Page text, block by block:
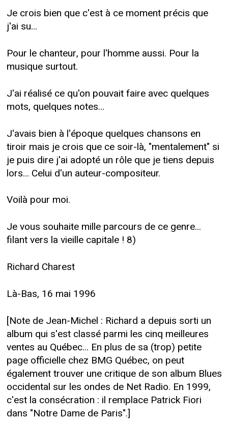
Je crois bien que c'est à ce moment précis que
j'ai su...
Pour le chanteur, pour l'homme aussi. Pour la
musique surtout.
J'ai réalisé ce qu'on pouvait faire avec quelques
mots, quelques notes...
J'avais bien à l'époque quelques chansons en
tiroir mais je crois que ce soir-là, "mentalement" si
je puis dire j'ai adopté un rôle que je tiens depuis
lors... Celui d'un auteur-compositeur.
Voilà pour moi.
Je vous souhaite mille parcours de ce genre...
filant vers la vieille capitale ! 8)
Richard Charest
Là-Bas, 16 mai 1996
[Note de Jean-Michel : Richard a depuis sorti un
album qui s'est classé parmi les cinq meilleures
ventes au Québec... En plus de sa (trop) petite
page officielle chez BMG Québec, on peut
également trouver une critique de son album Blues
occidental sur les ondes de Net Radio. En 1999,
c'est la consécration : il remplace Patrick Fiori
dans "Notre Dame de Paris".]